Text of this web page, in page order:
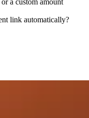
a custom amount
link automatically?